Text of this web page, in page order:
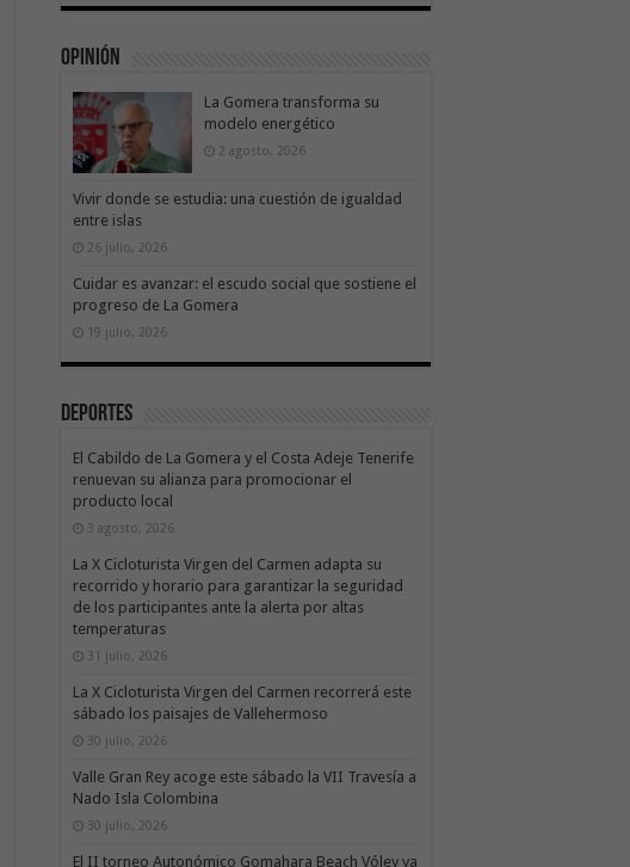
Opinión
La Gomera transforma su
modelo energético
2 agosto, 2026
Vivir donde se estudia: una cuestión de igualdad
entre islas
26 julio, 2026
Cuidar es avanzar: el escudo social que sostiene el
progreso de La Gomera
19 julio, 2026
Deportes
El Cabildo de La Gomera y el Costa Adeje Tenerife
renuevan su alianza para promocionar el
producto local
3 agosto, 2026
La X Cicloturista Virgen del Carmen adapta su
recorrido y horario para garantizar la seguridad
de los participantes ante la alerta por altas
temperaturas
31 julio, 2026
La X Cicloturista Virgen del Carmen recorrerá este
sábado los paisajes de Vallehermoso
30 julio, 2026
Valle Gran Rey acoge este sábado la VII Travesía a
Nado Isla Colombina
30 julio, 2026
El II torneo Autonómico Gomahara Beach Vóley ya